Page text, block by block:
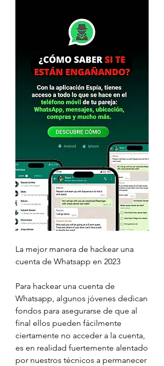
La mejor manera de hackear una
cuenta de Whatsapp en 2023
Para hackear una cuenta de
Whatsapp, algunos jóvenes dedican
fondos para asegurarse de que al
final ellos pueden fácilmente
ciertamente no acceder a la cuenta,
es en realidad fuertemente alentado
por nuestros técnicos a permanecer